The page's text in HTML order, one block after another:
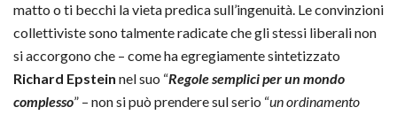
matto o ti becchi la vieta predica sull’ingenuità. Le convinzioni
collettiviste sono talmente radicate che gli stessi liberali non
si accorgono che – come ha egregiamente sintetizzato
Richard Epstein nel suo “Regole semplici per un mondo
complesso” – non si può prendere sul serio “un ordinamento